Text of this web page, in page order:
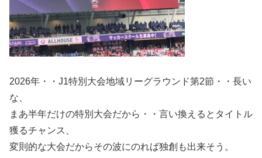
2026年・・J1特別大会地域リーグラウンド第2節・・長い
な、
まあ半年だけの特別大会だから・・言い換えるとタイトル
獲るチャンス、
変則的な大会だからその波にのれば独創も出来そう。